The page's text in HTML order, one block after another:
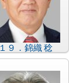
１９．錦織 稔